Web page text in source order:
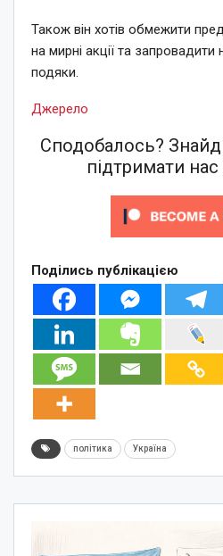
Також він хотів обмежити
на мирні акції та
подяки.
Джерело
Сподобалось?
підтримати
Поділись публікацією
політика Україна